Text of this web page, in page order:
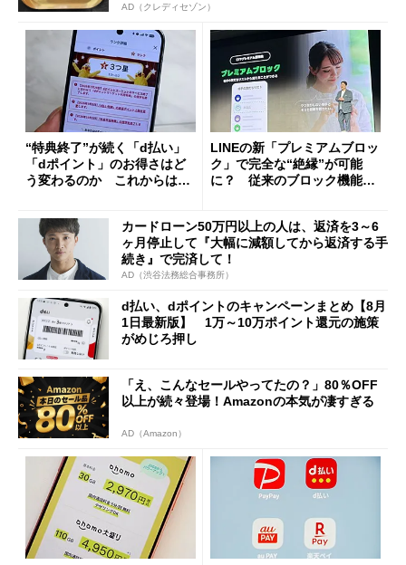
AD（クレディセゾン）
“特典終了”が続く「d払い」
「dポイント」のお得さはど
う変わるのか これからは
LINEの新「プレミアムブロッ
ク」で完全な“絶縁”が可能
に？ 従来のブロック機能と
カードローン50万円以上の人は、返済を3～6
ヶ月停止して『大幅に減額してから返済する手
続き』で完済して！
AD（渋谷法務総合事務所）
d払い、dポイントのキャンペーンまとめ【8月
1日最新版】 1万～10万ポイント還元の施策
がめじろ押し
「え、こんなセールやってたの？」80％OFF
以上が続々登場！Amazonの本気が凄すぎる
AD（Amazon）